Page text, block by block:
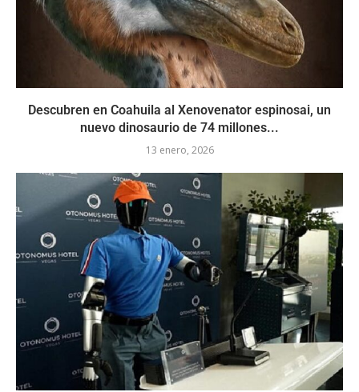
Descubren en Coahuila al Xenovenator espinosai, un
nuevo dinosaurio de 74 millones...
13 enero, 2026